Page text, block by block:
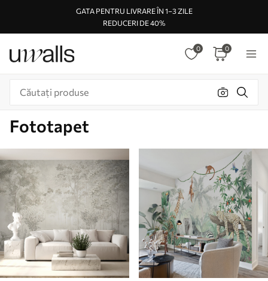
GATA PENTRU LIVRARE ÎN 1–3 ZILE
REDUCERI DE 40%
0 0
Fototapet